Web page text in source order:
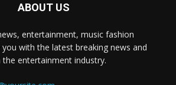
ABOUT US
entertainment, music fashion
with the latest breaking news and
entertainment industry.